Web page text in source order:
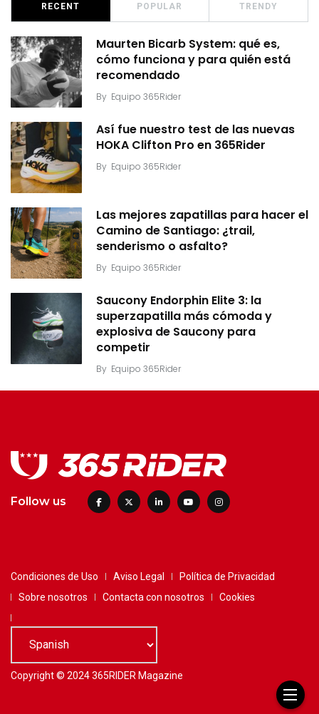
RECENT POPULAR TRENDY
Maurten Bicarb System: qué es,
cómo funciona y para quién está
recomendado
By Equipo 365Rider
Así fue nuestro test de las nuevas
HOKA Clifton Pro en 365Rider
By Equipo 365Rider
Las mejores zapatillas para hacer el
Camino de Santiago: ¿trail,
senderismo o asfalto?
By Equipo 365Rider
Saucony Endorphin Elite 3: la
superzapatilla más cómoda y
explosiva de Saucony para
competir
By Equipo 365Rider
Follow us
Condiciones de Uso Aviso Legal
Política de Privacidad
Sobre nosotros
Contacta con nosotros Cookies
Copyright © 2024 365RIDER Magazine